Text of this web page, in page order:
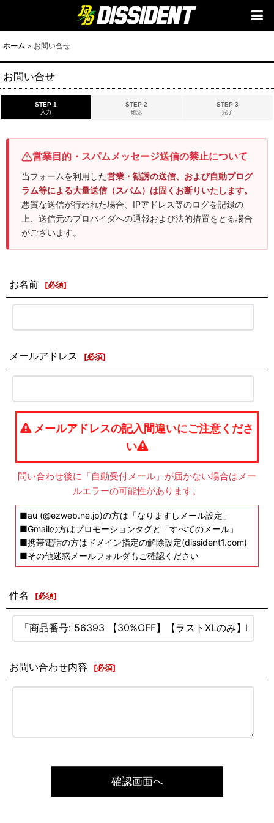
ホーム > お問い合せ
お問い合せ
STEP 1
入力
STEP 2
確認
STEP 3
完了
営業目的・スパムメッセージ送信の禁止について
当フォームを利用した営業・勧誘の送信、および自動プログ
ラム等による大量送信（スパム）は固くお断りいたします。
悪質な送信が行われた場合、IPアドレス等のログを記録の
上、送信元のプロバイダへの通報および法的措置をとる場合
がございます。
お名前 [必須]
メールアドレス [必須]
メールアドレスの記入間違いにご注意くださ
い
問い合わせ後に「自動受付メール」が届かない場合はメー
ルエラーの可能性があります。
■au (@ezweb.ne.jp)の方は「なりますしメール設定」
■Gmailの方はプロモーションタグと「すべてのメール」
■携帯電話の方はドメイン指定の解除設定(dissident1.com)
■その他迷惑メールフォルダもご確認ください
件名 [必須]
お問い合わせ内容 [必須]
確認画面へ